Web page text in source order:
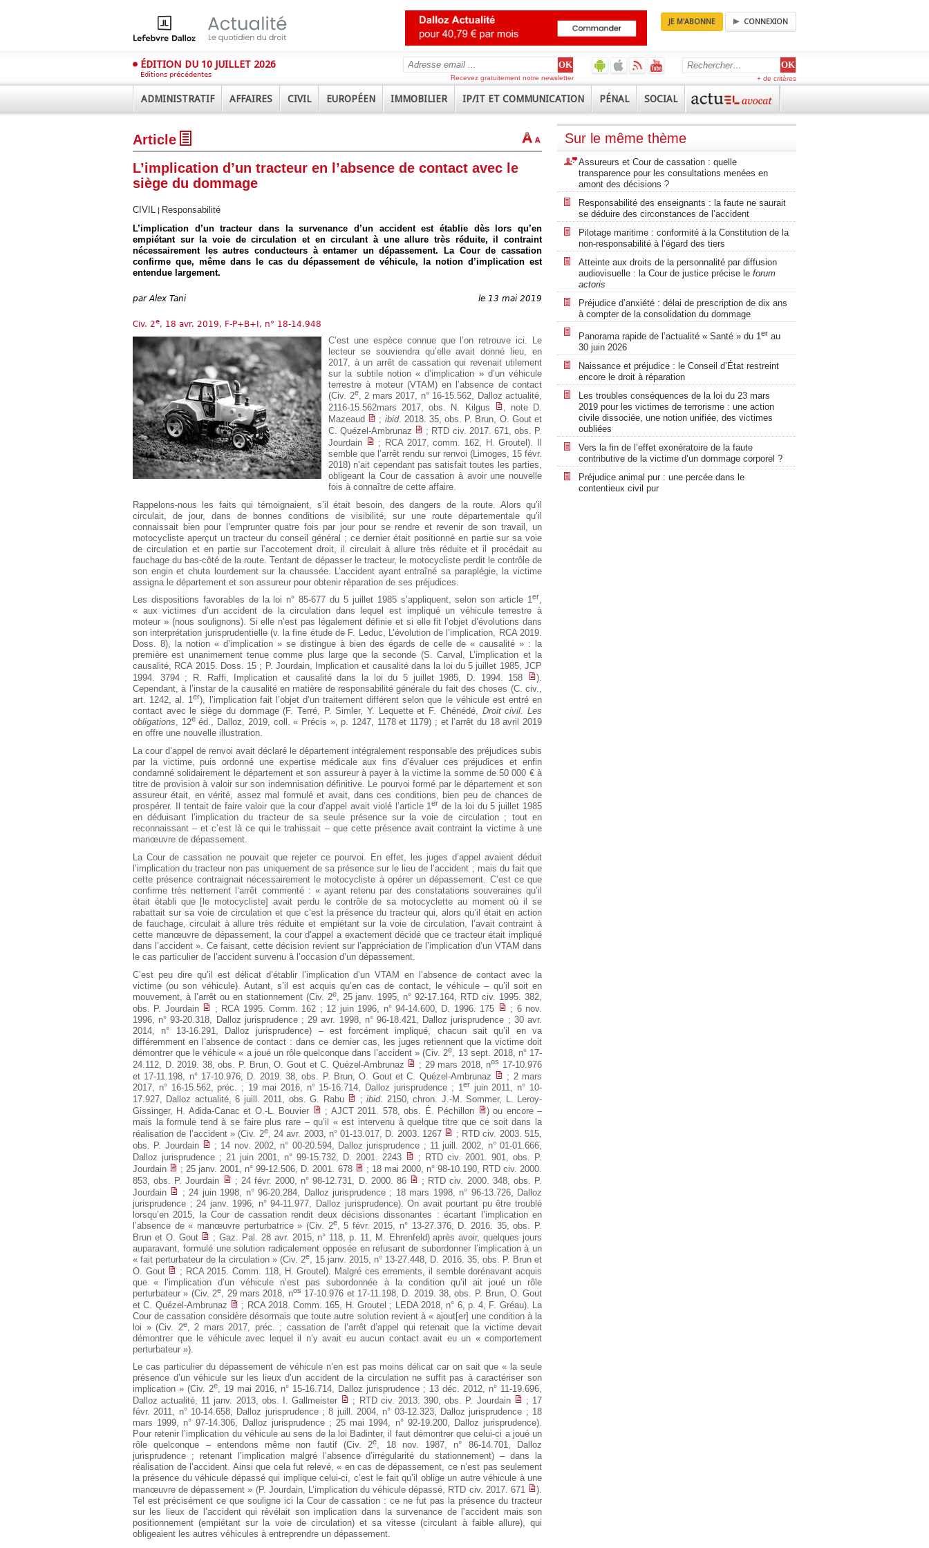
JE M'ABONNE CONNEXION
ÉDITION DU 10 JUILLET 2026
Éditions précédentes
+ de critères
Recevez gratuitement notre newsletter
ADMINISTRATIF AFFAIRES CIVIL EUROPÉEN IMMOBILIER IP/IT ET COMMUNICATION PÉNAL SOCIAL
Article
L’implication d’un tracteur en l’absence de contact avec le
siège du dommage
CIVIL
Responsabilité
L’implication d’un tracteur dans la survenance d’un accident est établie dès lors qu’en
empiétant sur la voie de circulation et en circulant à une allure très réduite, il contraint
nécessairement les autres conducteurs à entamer un dépassement. La Cour de cassation
confirme que, même dans le cas du dépassement de véhicule, la notion d’implication est
entendue largement.
par Alex Tani le 13 mai 2019
Civ. 2e, 18 avr. 2019, F-P+B+I, n° 18-14.948
C’est une espèce connue que l’on retrouve ici. Le
lecteur se souviendra qu’elle avait donné lieu, en
2017, à un arrêt de cassation qui revenait utilement
sur la subtile notion « d’implication » d’un véhicule
terrestre à moteur (VTAM) en l’absence de contact
(Civ. 2e, 2 mars 2017, n° 16-15.562, Dalloz actualité,
2116-15.562mars 2017, obs. N. Kilgus
, note D.
Mazeaud
; ibid. 2018. 35, obs. P. Brun, O. Gout et
C. Quézel-Ambrunaz
; RTD civ. 2017. 671, obs. P.
Jourdain
; RCA 2017, comm. 162, H. Groutel). Il
semble que l’arrêt rendu sur renvoi (Limoges, 15 févr.
2018) n’ait cependant pas satisfait toutes les parties,
obligeant la Cour de cassation à avoir une nouvelle
fois à connaître de cette affaire.
Rappelons-nous les faits qui témoignaient, s’il était besoin, des dangers de la route. Alors qu’il
circulait, de jour, dans de bonnes conditions de visibilité, sur une route départementale qu’il
connaissait bien pour l’emprunter quatre fois par jour pour se rendre et revenir de son travail, un
motocycliste aperçut un tracteur du conseil général ; ce dernier était positionné en partie sur sa voie
de circulation et en partie sur l’accotement droit, il circulait à allure très réduite et il procédait au
fauchage du bas-côté de la route. Tentant de dépasser le tracteur, le motocycliste perdit le contrôle de
son engin et chuta lourdement sur la chaussée. L’accident ayant entraîné sa paraplégie, la victime
assigna le département et son assureur pour obtenir réparation de ses préjudices.
Les dispositions favorables de la loi n° 85-677 du 5 juillet 1985 s’appliquent, selon son article 1er,
« aux victimes d’un accident de la circulation dans lequel est impliqué un véhicule terrestre à
moteur » (nous soulignons). Si elle n’est pas légalement définie et si elle fit l’objet d’évolutions dans
son interprétation jurisprudentielle (v. la fine étude de F. Leduc, L’évolution de l’implication, RCA 2019.
Doss. 8), la notion « d’implication » se distingue à bien des égards de celle de « causalité » : la
première est unanimement tenue comme plus large que la seconde (S. Carval, L’implication et la
causalité, RCA 2015. Doss. 15 ; P. Jourdain, Implication et causalité dans la loi du 5 juillet 1985, JCP
1994. 3794 ; R. Raffi, Implication et causalité dans la loi du 5 juillet 1985, D. 1994. 158
).
Cependant, à l’instar de la causalité en matière de responsabilité générale du fait des choses (C. civ.,
art. 1242, al. 1er), l’implication fait l’objet d’un traitement différent selon que le véhicule est entré en
contact avec le siège du dommage (F. Terré, P. Simler, Y. Lequette et F. Chénédé, Droit civil. Les
obligations, 12eéd., Dalloz, 2019, coll. « Précis », p. 1247, 1178 et 1179) ; et l’arrêt du 18 avril 2019
en offre une nouvelle illustration.
La cour d’appel de renvoi avait déclaré le département intégralement responsable des préjudices subis
par la victime, puis ordonné une expertise médicale aux fins d’évaluer ces préjudices et enfin
condamné solidairement le département et son assureur à payer à la victime la somme de 50 000 € à
titre de provision à valoir sur son indemnisation définitive. Le pourvoi formé par le département et son
assureur était, en vérité, assez mal formulé et avait, dans ces conditions, bien peu de chances de
prospérer. Il tentait de faire valoir que la cour d’appel avait violé l’article 1er de la loi du 5 juillet 1985
en déduisant l’implication du tracteur de sa seule présence sur la voie de circulation ; tout en
reconnaissant – et c’est là ce qui le trahissait – que cette présence avait contraint la victime à une
manœuvre de dépassement.
La Cour de cassation ne pouvait que rejeter ce pourvoi. En effet, les juges d’appel avaient déduit
l’implication du tracteur non pas uniquement de sa présence sur le lieu de l’accident ; mais du fait que
cette présence contraignait nécessairement le motocycliste à opérer un dépassement. C’est ce que
confirme très nettement l’arrêt commenté : « ayant retenu par des constatations souveraines qu’il
était établi que [le motocycliste] avait perdu le contrôle de sa motocyclette au moment où il se
rabattait sur sa voie de circulation et que c’est la présence du tracteur qui, alors qu’il était en action
de fauchage, circulait à allure très réduite et empiétant sur la voie de circulation, l’avait contraint à
cette manœuvre de dépassement, la cour d’appel a exactement décidé que ce tracteur était impliqué
dans l’accident ». Ce faisant, cette décision revient sur l’appréciation de l’implication d’un VTAM dans
le cas particulier de l’accident survenu à l’occasion d’un dépassement.
C’est peu dire qu’il est délicat d’établir l’implication d’un VTAM en l’absence de contact avec la
victime (ou son véhicule). Autant, s’il est acquis qu’en cas de contact, le véhicule – qu’il soit en
mouvement, à l’arrêt ou en stationnement (Civ. 2e, 25 janv. 1995, n° 92-17.164, RTD civ. 1995. 382,
obs. P. Jourdain
; RCA 1995. Comm. 162 ; 12 juin 1996, n° 94-14.600, D. 1996. 175
; 6 nov.
1996, n° 93-20.318, Dalloz jurisprudence ; 29 avr. 1998, n° 96-18.421, Dalloz jurisprudence ; 30 avr.
2014, n° 13-16.291, Dalloz jurisprudence) – est forcément impliqué, chacun sait qu’il en va
différemment en l’absence de contact : dans ce dernier cas, les juges retiennent que la victime doit
démontrer que le véhicule « a joué un rôle quelconque dans l’accident » (Civ. 2e
, 13 sept. 2018, n° 17-
24.112, D. 2019. 38, obs. P. Brun, O. Gout et C. Quézel-Ambrunaz
; 29 mars 2018, nos 17-10.976
et 17-11.198, n° 17-10.976, D. 2019. 38, obs. P. Brun, O. Gout et C. Quézel-Ambrunaz
; 2 mars
2017, n° 16-15.562, préc. ; 19 mai 2016, n° 15-16.714, Dalloz jurisprudence ; 1erjuin 2011, n° 10-
17.927, Dalloz actualité, 6 juill. 2011, obs. G. Rabu
;ibid. 2150, chron. J.-M. Sommer, L. Leroy-
Gissinger, H. Adida-Canac et O.-L. Bouvier
; AJCT 2011. 578, obs. É. Péchillon
) ou encore –
mais la formule tend à se faire plus rare – qu’il « est intervenu à quelque titre que ce soit dans la
réalisation de l’accident » (Civ. 2e, 24 avr. 2003, n° 01-13.017, D. 2003. 1267
; RTD civ. 2003. 515,
obs. P. Jourdain
; 14 nov. 2002, n° 00-20.594, Dalloz jurisprudence ; 11 juill. 2002, n° 01-01.666,
Dalloz jurisprudence ; 21 juin 2001, n° 99-15.732, D. 2001. 2243
; RTD civ. 2001. 901, obs. P.
Jourdain
; 25 janv. 2001, n° 99-12.506, D. 2001. 678
; 18 mai 2000, n° 98-10.190, RTD civ. 2000.
853, obs. P. Jourdain
; 24 févr. 2000, n° 98-12.731, D. 2000. 86
; RTD civ. 2000. 348, obs. P.
Jourdain
; 24 juin 1998, n° 96-20.284, Dalloz jurisprudence ; 18 mars 1998, n° 96-13.726, Dalloz
jurisprudence ; 24 janv. 1996, n° 94-11.977, Dalloz jurisprudence). On avait pourtant pu être troublé
lorsqu’en 2015, la Cour de cassation rendit deux décisions dissonantes : écartant l’implication en
l’absence de « manœuvre perturbatrice » (Civ. 2e, 5 févr. 2015, n° 13-27.376, D. 2016. 35, obs. P.
Brun et O. Gout
; Gaz. Pal. 28 avr. 2015, n° 118, p. 11, M. Ehrenfeld) après avoir, quelques jours
auparavant, formulé une solution radicalement opposée en refusant de subordonner l’implication à un
« fait perturbateur de la circulation » (Civ. 2e, 15 janv. 2015, n° 13-27.448, D. 2016. 35, obs. P. Brun et
O. Gout
; RCA 2015. Comm. 118, H. Groutel). Malgré ces errements, il semble dorénavant acquis
que « l’implication d’un véhicule n’est pas subordonnée à la condition qu’il ait joué un rôle
perturbateur » (Civ. 2e , 29 mars 2018, nos 17-10.976 et 17-11.198, D. 2019. 38, obs. P. Brun, O. Gout
et C. Quézel-Ambrunaz
; RCA 2018. Comm. 165, H. Groutel ; LEDA 2018, n° 6, p. 4, F. Gréau). La
Cour de cassation considère désormais que toute autre solution revient à « ajout[er] une condition à la
loi » (Civ. 2e, 2 mars 2017, préc. ; cassation de l’arrêt d’appel qui retenait que la victime devait
démontrer que le véhicule avec lequel il n’y avait eu aucun contact avait eu un « comportement
perturbateur »).
Le cas particulier du dépassement de véhicule n’en est pas moins délicat car on sait que « la seule
présence d’un véhicule sur les lieux d’un accident de la circulation ne suffit pas à caractériser son
implication » (Civ. 2e, 19 mai 2016, n° 15-16.714, Dalloz jurisprudence ; 13 déc. 2012, n° 11-19.696,
Dalloz actualité, 11 janv. 2013, obs. I. Gallmeister
; RTD civ. 2013. 390, obs. P. Jourdain
; 17
févr. 2011, n° 10-14.658, Dalloz jurisprudence ; 8 juill. 2004, n° 03-12.323, Dalloz jurisprudence ; 18
mars 1999, n° 97-14.306, Dalloz jurisprudence ; 25 mai 1994, n° 92-19.200, Dalloz jurisprudence).
Pour retenir l’implication du véhicule au sens de la loi Badinter, il faut démontrer que celui-ci a joué un
rôle quelconque – entendons même non fautif (Civ. 2e, 18 nov. 1987, n° 86-14.701, Dalloz
jurisprudence ; retenant l’implication malgré l’absence d’irrégularité du stationnement) – dans la
réalisation de l’accident. Ainsi que cela fut relevé, « en cas de dépassement, ce n’est pas seulement
la présence du véhicule dépassé qui implique celui-ci, c’est le fait qu’il oblige un autre véhicule à une
manœuvre de dépassement » (P. Jourdain, L’implication du véhicule dépassé, RTD civ. 2017. 671
).
Tel est précisément ce que souligne ici la Cour de cassation : ce ne fut pas la présence du tracteur
sur les lieux de l’accident qui révélait son implication dans la survenance de l’accident mais son
positionnement (empiétant sur la voie de circulation) et sa vitesse (circulant à faible allure), qui
obligeaient les autres véhicules à entreprendre un dépassement.
Sur le même thème
Assureurs et Cour de cassation : quelle
transparence pour les consultations menées en
amont des décisions ?
Responsabilité des enseignants : la faute ne saurait
se déduire des circonstances de l’accident
Pilotage maritime : conformité à la Constitution de la
non-responsabilité à l’égard des tiers
Atteinte aux droits de la personnalité par diffusion
audiovisuelle : la Cour de justice précise le forum
actoris
Préjudice d’anxiété : délai de prescription de dix ans
à compter de la consolidation du dommage
Panorama rapide de l’actualité « Santé » du 1er au
30 juin 2026
Naissance et préjudice : le Conseil d’État restreint
encore le droit à réparation
Les troubles conséquences de la loi du 23 mars
2019 pour les victimes de terrorisme : une action
civile dissociée, une notion unifiée, des victimes
oubliées
Vers la fin de l’effet exonératoire de la faute
contributive de la victime d’un dommage corporel ?
Préjudice animal pur : une percée dans le
contentieux civil pur